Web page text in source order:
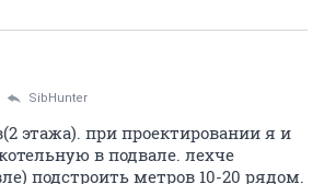
SibHunter
этажа). при проектировании я и
в подвале. лехче
подстроить метров 10-20 рядом.